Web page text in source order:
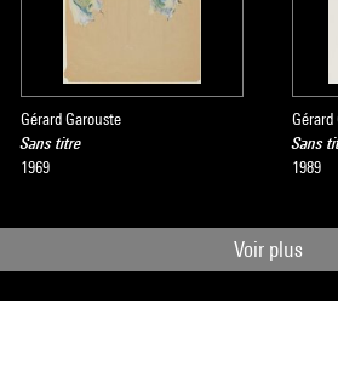
Gérard Garouste
Sans titre
1969
Gérard
Sans
1989
Voir plus